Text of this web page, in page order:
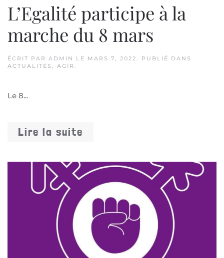
L’Egalité participe à la
marche du 8 mars
ÉCRIT PAR ADMIN LE MARS 7, 2022. PUBLIÉ DANS
ACTUALITÉS , AGIR .
Le 8...
Lire la suite